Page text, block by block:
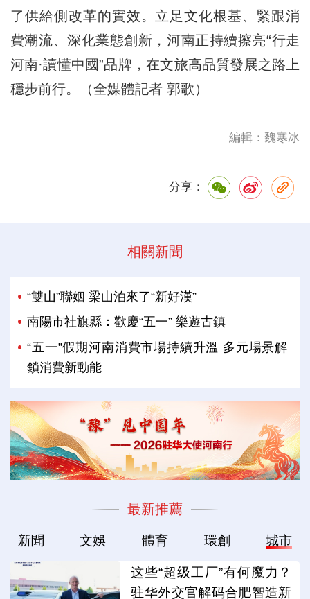
了供給側改革的實效。立足文化根基、緊跟消
費潮流、深化業態創新，河南正持續擦亮“行走
河南·讀懂中國”品牌，在文旅高品質發展之路上
穩步前行。（全媒體記者 郭歌）
編輯：魏寒冰
分享：
相關新聞
“雙山”聯姻 梁山泊來了“新好漢”
南陽市社旗縣：歡慶“五一” 樂遊古鎮
“五一”假期河南消費市場持續升溫 多元場景解
鎖消費新動能
最新推薦
新聞 文娛 體育 環創 城市
这些“超级工厂”有何魔力？
驻华外交官解码合肥智造新